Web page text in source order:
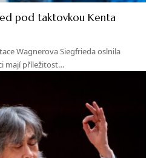
pod taktovkou Kenta
Wagnerova Siegfrieda oslnila
mají příležitost…